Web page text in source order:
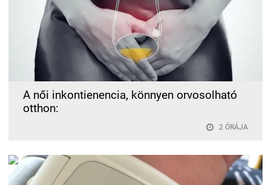
A női inkontienencia, könnyen orvosolható
otthon:
2 ÓRÁJA